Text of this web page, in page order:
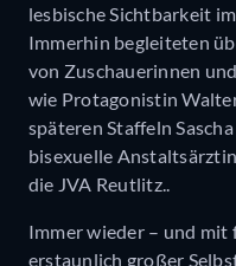
lesbische Sichtbarkeit
Immerhin begleiteten
von Zuschauerinnen
wie Protagonistin
späteren Staffeln
bisexuelle
die JVA Reutlitz..
Immer wieder – und mit
erstaunlich großer